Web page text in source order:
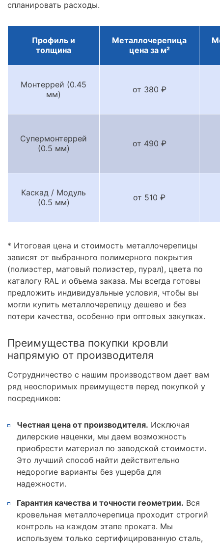
спланировать расходы.
Профиль и
толщина
Металлочерепица
цена за м²
Монтеррей (0.45
мм)
от 380 ₽
Супермонтеррей
(0.5 мм)
от 490 ₽
Каскад / Модуль
(0.5 мм)
от 510 ₽
* Итоговая цена и стоимость металлочерепицы
зависят от выбранного полимерного покрытия
(полиэстер, матовый полиэстер, пурал), цвета по
каталогу RAL и объема заказа. Мы всегда готовы
предложить индивидуальные условия, чтобы вы
могли купить металлочерепицу дешево и без
потери качества, особенно при оптовых закупках.
Преимущества покупки кровли
напрямую от производителя
Сотрудничество с нашим производством дает вам
ряд неоспоримых преимуществ перед покупкой у
посредников:
Честная цена от производителя. Исключая
дилерские наценки, мы даем возможность
приобрести материал по заводской стоимости.
Это лучший способ найти действительно
недорогие варианты без ущерба для
надежности.
Гарантия качества и точности геометрии. Вся
кровельная металлочерепица проходит строгий
контроль на каждом этапе проката. Мы
используем только сертифицированную сталь,